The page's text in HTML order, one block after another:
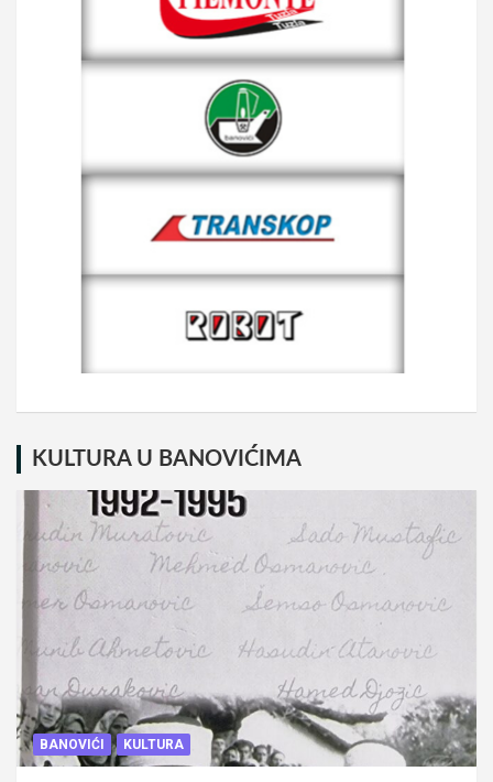
KULTURA U BANOVIĆIMA
BANOVIĆI KULTURA